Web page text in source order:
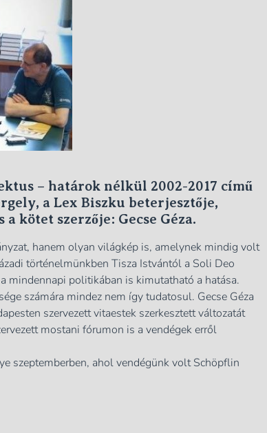
– határok nélkül 2002-2017 című
a Lex Biszku beterjesztője,
kötet szerzője: Gecse Géza.
hanem olyan világkép is, amelynek mindig volt
történelmünkben Tisza Istvántól a Soli Deo
mindennapi politikában is kimutatható a hatása.
számára mindez nem így tudatosul. Gecse Géza
szervezett vitaestek szerkesztett változatát
mostani fórumon is a vendégek erről
szeptemberben, ahol vendégünk volt Schöpflin